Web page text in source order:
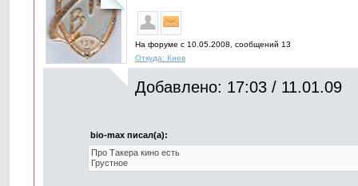
На форуме с 10.05.2008, cообщений 13
Откуда: Киев
Добавлено: 17:03 / 11.01.09
bio-max писал(а):
Про Такера кино есть
Грустное